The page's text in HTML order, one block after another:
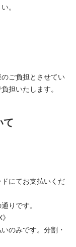
。
ご負担とさせてい
担いたします。
て
にてお支払いくだ
りです。
のみです。分割・